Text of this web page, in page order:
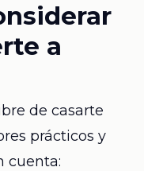
a
de casarte
prácticos y
cuenta: